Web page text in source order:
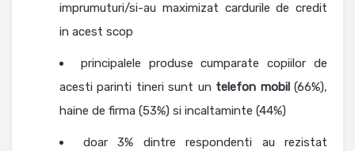
imprumuturi/si-au maximizat cardurile de credit
in acest scop
principalele produse cumparate copiilor de
acesti parinti tineri sunt un telefon mobil(66%),
haine de firma (53%) si incaltaminte (44%)
doar 3% dintre respondenti au rezistat